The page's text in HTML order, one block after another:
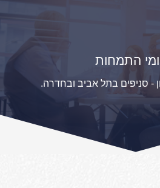
התמחות
- סניפים בתל אביב ובחדרה.